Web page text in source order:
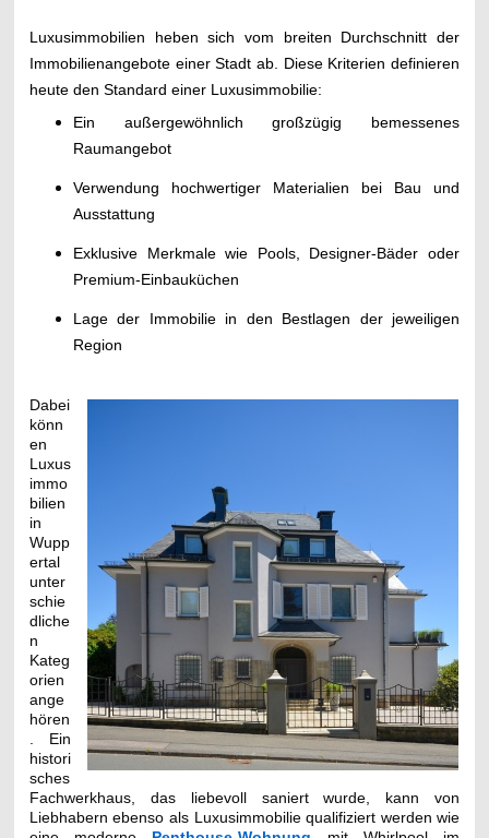
Luxusimmobilien heben sich vom breiten Durchschnitt der
Immobilienangebote einer Stadt ab. Diese Kriterien definieren
heute den Standard einer Luxusimmobilie:
Ein außergewöhnlich großzügig bemessenes
Raumangebot
Verwendung hochwertiger Materialien bei Bau und
Ausstattung
Exklusive Merkmale wie Pools, Designer-Bäder oder
Premium-Einbauküchen
Lage der Immobilie in den Bestlagen der jeweiligen
Region
Dabei
könn
en
Luxus
immo
bilien
in
Wupp
ertal
unter
schie
dliche
n
Kateg
orien
ange
hören
. Ein
histori
sches
Fachwerkhaus, das liebevoll saniert wurde, kann von
Liebhabern ebenso als Luxusimmobilie qualifiziert werden wie